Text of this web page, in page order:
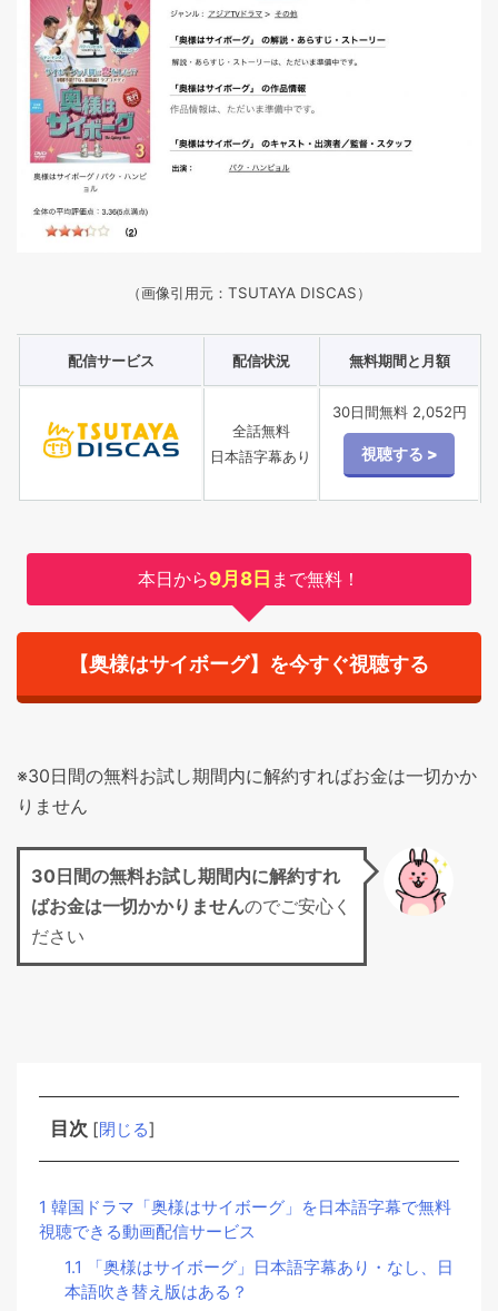
（画像引用元：TSUTAYA DISCAS）
配信サービス 配信状況 無料期間と月額
全話無料
日本語字幕あり
30日間無料 2,052円
本日から9月8日 まで無料！
【奥様はサイボーグ】を今すぐ視聴する
※30日間の無料お試し期間内に解約すればお金は一切かか
りません
30日間の無料お試し期間内に解約すれ
ばお金は一切かかりませんのでご安心く
ださい
目次 [閉じる]
1 韓国ドラマ「奥様はサイボーグ」を日本語字幕で無料
視聴できる動画配信サービス
1.1 「奥様はサイボーグ」日本語字幕あり・なし、日
本語吹き替え版はある？